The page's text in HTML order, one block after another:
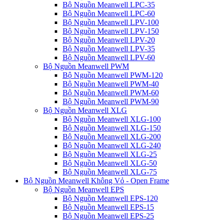
Bộ Nguồn Meanwell LPC-35
Bộ Nguồn Meanwell LPC-60
Bộ Nguồn Meanwell LPV-100
Bộ Nguồn Meanwell LPV-150
Bộ Nguồn Meanwell LPV-20
Bộ Nguồn Meanwell LPV-35
Bộ Nguồn Meanwell LPV-60
Bộ Nguồn Meanwell PWM
Bộ Nguồn Meanwell PWM-120
Bộ Nguồn Meanwell PWM-40
Bộ Nguồn Meanwell PWM-60
Bộ Nguồn Meanwell PWM-90
Bộ Nguồn Meanwell XLG
Bộ Nguồn Meanwell XLG-100
Bộ Nguồn Meanwell XLG-150
Bộ Nguồn Meanwell XLG-200
Bộ Nguồn Meanwell XLG-240
Bộ Nguồn Meanwell XLG-25
Bộ Nguồn Meanwell XLG-50
Bộ Nguồn Meanwell XLG-75
Bộ Nguồn Meanwell Không Vỏ - Open Frame
Bộ Nguồn Meanwell EPS
Bộ Nguồn Meanwell EPS-120
Bộ Nguồn Meanwell EPS-15
Bộ Nguồn Meanwell EPS-25